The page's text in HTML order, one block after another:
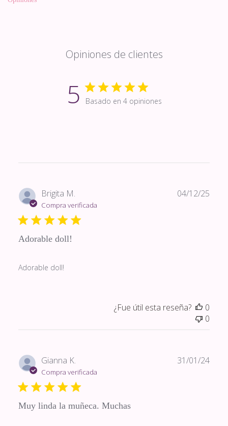
Opiniones de clientes
5 Basado en 4 opiniones
Brigita M.
Compra verificada
Adorable doll!
Adorable doll!
04/12/25
¿Fue útil esta reseña?
0
0
Gianna K.
Compra verificada
Muy linda la muñeca. Muchas
31/01/24